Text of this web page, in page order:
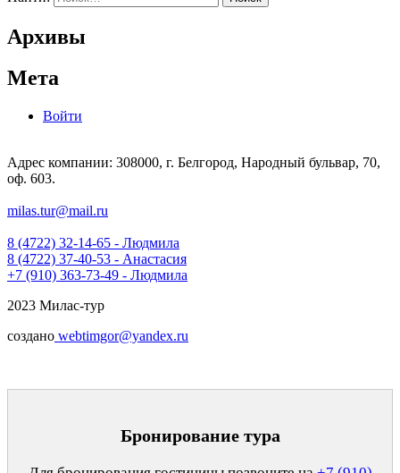
Архивы
Мета
Войти
Адрес компании: 308000, г. Белгород, Народный бульвар, 70,
оф. 603.
milas.tur@mail.ru
8 (4722) 32-14-65 - Людмила
8 (4722) 37-40-53 - Анастасия
+7 (910) 363-73-49 - Людмила
2023 Милас-тур
создано webtimgor@yandex.ru
Бронирование тура